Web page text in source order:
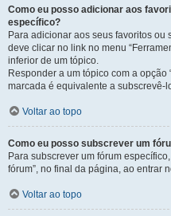
Como eu posso adicionar aos
específico?
Para adicionar aos seus favoritos ou
deve clicar no link no menu
inferior de um tópico.
Responder a um tópico com a
marcada é equivalente a subscrevê-
Voltar ao topo
Como eu posso subscrever um
Para subscrever um fórum
fórum”, no final da página, ao entrar
Voltar ao topo